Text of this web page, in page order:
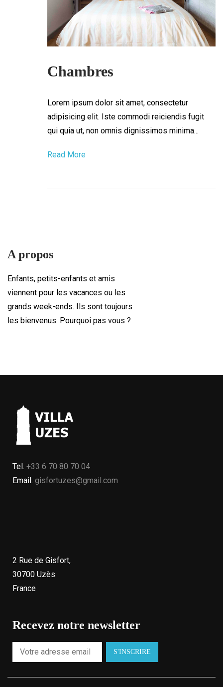
Chambres
Lorem ipsum dolor sit amet, consectetur
adipisicing elit. Iste commodi reiciendis fugit
qui quia ut, non omnis dignissimos minima...
Read More
A propos
Enfants, petits-enfants et amis
viennent pour les vacances ou les
grands week-ends. Ils sont toujours
les bienvenus. Pourquoi pas vous ?
Tel. +33 6 70 80 70 04
Email. gisfortuzes@gmail.com
2 Rue de Gisfort,
30700 Uzès
France
Recevez notre newsletter